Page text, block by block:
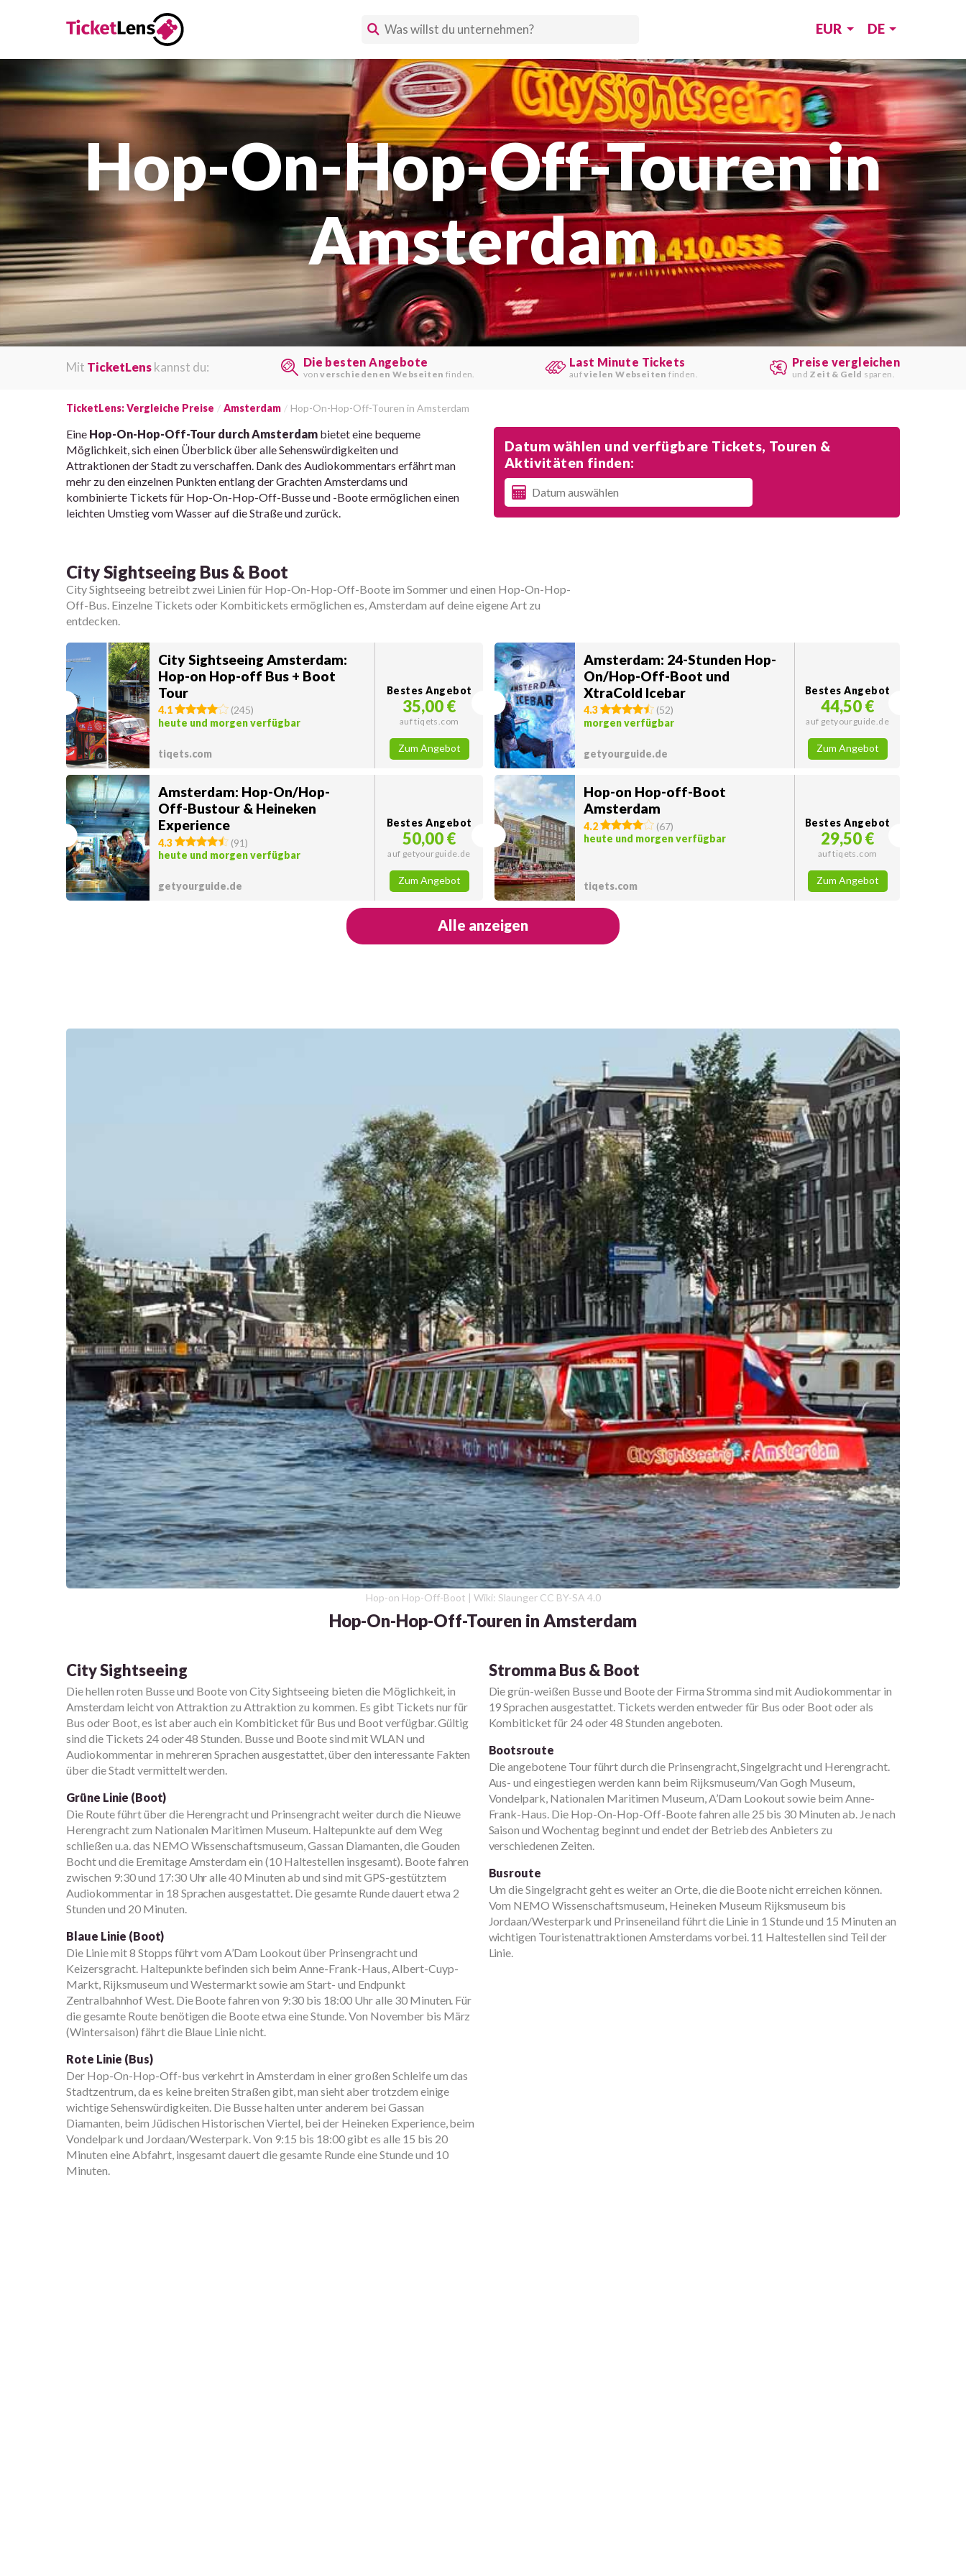
EUR DE
Hop-On-Hop-Off-Touren in
Amsterdam
Mit TicketLenskannst du: Die besten Angebote
vonverschiedenen Webseiten finden.
Last Minute Tickets
aufvielen Webseiten finden.
Preise vergleichen
und Zeit & Geld sparen.
TicketLens: Vergleiche Preise Amsterdam Hop-On-Hop-Off-Touren in Amsterdam
Eine Hop-On-Hop-Off-Tour durch Amsterdam bietet eine bequeme
Möglichkeit, sich einen Überblick über alle Sehenswürdigkeiten und
Attraktionen der Stadt zu verschaffen. Dank des Audiokommentars erfährt man
mehr zu den einzelnen Punkten entlang der Grachten Amsterdams und
kombinierte Tickets für Hop-On-Hop-Off-Busse und -Boote ermöglichen einen
leichten Umstieg vom Wasser auf die Straße und zurück.
Datum wählen und verfügbare Tickets, Touren &
Aktivitäten finden:
City Sightseeing Bus & Boot
City Sightseeing betreibt zwei Linien für Hop-On-Hop-Off-Boote im Sommer und einen Hop-On-Hop-
Off-Bus. Einzelne Tickets oder Kombitickets ermöglichen es, Amsterdam auf deine eigene Art zu
entdecken.
City Sightseeing Amsterdam:
Hop-on Hop-off Bus + Boot
Tour
4.1 (245)
heute und morgen verfügbar
tiqets.com
Bestes Angebot
35,00 €
auf tiqets.com
Zum Angebot
Amsterdam: 24-Stunden Hop-
On/Hop-Off-Boot und
XtraCold Icebar
4.3 (52)
morgen verfügbar
getyourguide.de
Bestes Angebot
44,50 €
auf getyourguide.de
Zum Angebot
Amsterdam: Hop-On/Hop-
Off-Bustour & Heineken
Experience
4.3 (91)
heute und morgen verfügbar
getyourguide.de
Bestes Angebot
50,00 €
auf getyourguide.de
Zum Angebot
Hop-on Hop-off-Boot
Amsterdam
4.2 (67)
heute und morgen verfügbar
tiqets.com
Bestes Angebot
29,50 €
auf tiqets.com
Zum Angebot
Alle anzeigen
Hop-on Hop-Off-Boot | Wiki: Slaunger CC BY-SA 4.0
Hop-On-Hop-Off-Touren in Amsterdam
City Sightseeing
Die hellen roten Busse und Boote von City Sightseeing bieten die Möglichkeit, in
Amsterdam leicht von Attraktion zu Attraktion zu kommen. Es gibt Tickets nur für
Bus oder Boot, es ist aber auch ein Kombiticket für Bus und Boot verfügbar. Gültig
sind die Tickets 24 oder 48 Stunden. Busse und Boote sind mit WLAN und
Audiokommentar in mehreren Sprachen ausgestattet, über den interessante Fakten
über die Stadt vermittelt werden.
Grüne Linie (Boot)
Die Route führt über die Herengracht und Prinsengracht weiter durch die Nieuwe
Herengracht zum Nationalen Maritimen Museum. Haltepunkte auf dem Weg
schließen u.a. das NEMO Wissenschaftsmuseum, Gassan Diamanten, die Gouden
Bocht und die Eremitage Amsterdam ein (10 Haltestellen insgesamt). Boote fahren
zwischen 9:30 und 17:30 Uhr alle 40 Minuten ab und sind mit GPS-gestütztem
Audiokommentar in 18 Sprachen ausgestattet. Die gesamte Runde dauert etwa 2
Stunden und 20 Minuten.
Blaue Linie (Boot)
Die Linie mit 8 Stopps führt vom A’Dam Lookout über Prinsengracht und
Keizersgracht. Haltepunkte befinden sich beim Anne-Frank-Haus, Albert-Cuyp-
Markt, Rijksmuseum und Westermarkt sowie am Start- und Endpunkt
Zentralbahnhof West. Die Boote fahren von 9:30 bis 18:00 Uhr alle 30 Minuten. Für
die gesamte Route benötigen die Boote etwa eine Stunde. Von November bis März
(Wintersaison) fährt die Blaue Linie nicht.
Rote Linie (Bus)
Der Hop-On-Hop-Off-bus verkehrt in Amsterdam in einer großen Schleife um das
Stadtzentrum, da es keine breiten Straßen gibt, man sieht aber trotzdem einige
wichtige Sehenswürdigkeiten. Die Busse halten unter anderem bei Gassan
Diamanten, beim Jüdischen Historischen Viertel, bei der Heineken Experience, beim
Vondelpark und Jordaan/Westerpark. Von 9:15 bis 18:00 gibt es alle 15 bis 20
Minuten eine Abfahrt, insgesamt dauert die gesamte Runde eine Stunde und 10
Minuten.
Stromma Bus & Boot
Die grün-weißen Busse und Boote der Firma Stromma sind mit Audiokommentar in
19 Sprachen ausgestattet. Tickets werden entweder für Bus oder Boot oder als
Kombiticket für 24 oder 48 Stunden angeboten.
Bootsroute
Die angebotene Tour führt durch die Prinsengracht, Singelgracht und Herengracht.
Aus- und eingestiegen werden kann beim Rijksmuseum/Van Gogh Museum,
Vondelpark, Nationalen Maritimen Museum, A’Dam Lookout sowie beim Anne-
Frank-Haus. Die Hop-On-Hop-Off-Boote fahren alle 25 bis 30 Minuten ab. Je nach
Saison und Wochentag beginnt und endet der Betrieb des Anbieters zu
verschiedenen Zeiten.
Busroute
Um die Singelgracht geht es weiter an Orte, die die Boote nicht erreichen können.
Vom NEMO Wissenschaftsmuseum, Heineken Museum Rijksmuseum bis
Jordaan/Westerpark und Prinseneiland führt die Linie in 1 Stunde und 15 Minuten an
wichtigen Touristenattraktionen Amsterdams vorbei. 11 Haltestellen sind Teil der
Linie.